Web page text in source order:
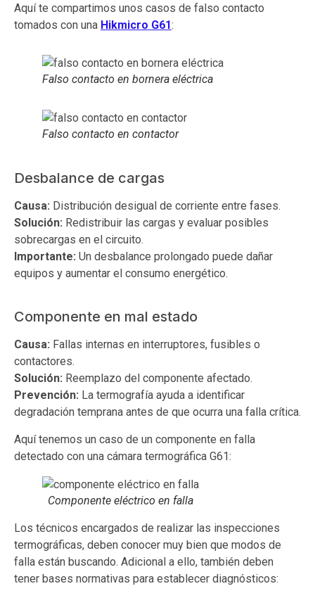
Aquí te compartimos unos casos de falso contacto
tomados con una Hikmicro G61:
Falso contacto en bornera eléctrica
Falso contacto en contactor
Desbalance de cargas
Causa: Distribución desigual de corriente entre fases.
Solución: Redistribuir las cargas y evaluar posibles
sobrecargas en el circuito.
Importante: Un desbalance prolongado puede dañar
equipos y aumentar el consumo energético.
Componente en mal estado
Causa: Fallas internas en interruptores, fusibles o
contactores.
Solución: Reemplazo del componente afectado.
Prevención: La termografía ayuda a identificar
degradación temprana antes de que ocurra una falla crítica.
Aquí tenemos un caso de un componente en falla
detectado con una cámara termográfica G61:
Componente eléctrico en falla
Los técnicos encargados de realizar las inspecciones
termográficas, deben conocer muy bien que modos de
falla están buscando. Adicional a ello, también deben
tener bases normativas para establecer diagnósticos: